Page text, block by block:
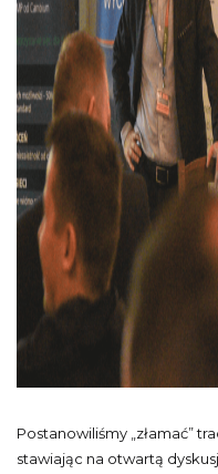
Postanowiliśmy „złamać”
stawiając na otwartą